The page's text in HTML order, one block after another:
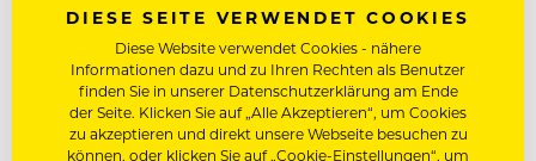
DAS KÖNNTE DICH AUCH
INTERESSIEREN
DIESE SEITE VERWENDET COOKIES
Diese Website verwendet Cookies - nähere
Informationen dazu und zu Ihren Rechten als Benutzer
finden Sie in unserer Datenschutzerklärung am Ende
der Seite. Klicken Sie auf „Alle Akzeptieren“, um Cookies
zu akzeptieren und direkt unsere Webseite besuchen zu
können, oder klicken Sie auf „Cookie-Einstellungen“, um